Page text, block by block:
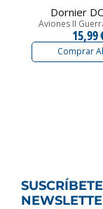
Dornier
Aviones II
15,99
Comprar